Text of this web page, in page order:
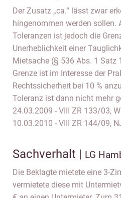
Der Zusatz „ca.“ lässt zwar
hingenommen werden sollen.
Toleranzen ist jedoch die
Unerheblichkeit einer
Mietsache (§ 536 Abs. 1 Satz
Grenze ist im Interesse der
Rechtssicherheit bei 10 %
Toleranz ist dann nicht mehr
24.03.2009 - VIII ZR 133/03,
10.03.2010 - VIII ZR 144/09,
Sachverhalt | LG
Die Beklagte mietete eine 3-
vermietete diese mit